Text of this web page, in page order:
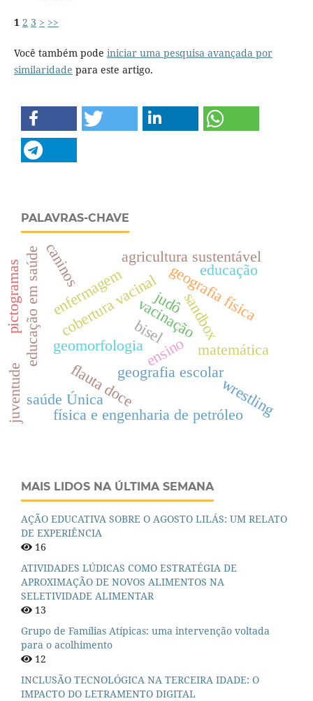
1 2 3 > >>
Você também pode iniciar uma pesquisa avançada por
similaridade para este artigo.
PALAVRAS-CHAVE
geografia física
geomorfologia
geografia escolar
sandbox
cobertura vacinal
educação em saúde enfermagem vacinação
ensino
bisel
flauta doce
matemática
física e engenharia de petróleo
agricultura sustentável
pictogramas educação
judô
wrestling
caninos
saúde Única
juventude
MAIS LIDOS NA ÚLTIMA SEMANA
AÇÃO EDUCATIVA SOBRE O AGOSTO LILÁS: UM RELATO
DE EXPERIÊNCIA
16
ATIVIDADES LÚDICAS COMO ESTRATÉGIA DE
APROXIMAÇÃO DE NOVOS ALIMENTOS NA
SELETIVIDADE ALIMENTAR
13
Grupo de Famílias Atípicas: uma intervenção voltada
para o acolhimento
12
INCLUSÃO TECNOLÓGICA NA TERCEIRA IDADE: O
IMPACTO DO LETRAMENTO DIGITAL